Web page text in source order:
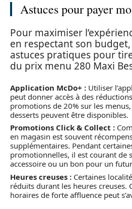
Astuces pour payer
Pour maximiser
en respectant son
astuces pratiques pour
du prix menu 280 Maxi
Application McDo+ : Utiliser
peut donner accès à des
promotions de 20% sur les
desserts peuvent être disponibles.
Promotions Click & Collect :
en magasin est souvent
supplémentaires. Pendant
promotionnelles, il est courant de
accessoire ou un bon pour un
Heures creuses : Certaines
réduits durant les heures creuses.
horaires de forte affluence peut